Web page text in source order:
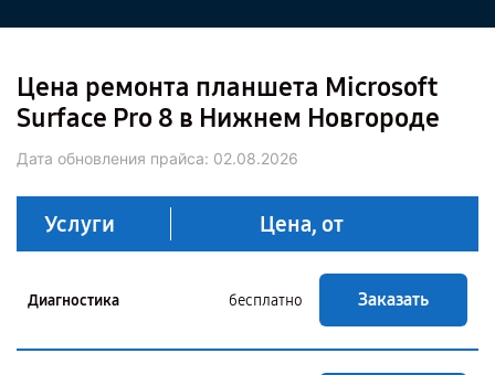
Цена ремонта планшета Microsoft
Surface Pro 8 в Нижнем Новгороде
Дата обновления прайса: 02.08.2026
Услуги Цена, от
Диагностика бесплатно Заказать